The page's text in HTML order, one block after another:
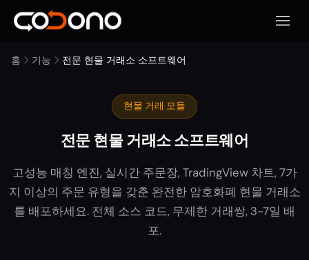
모바
홈 기능 전문 현물 거래소 소프트웨어
현물 거래 모듈
전문 현물 거래소 소프트웨어
고성능 매칭 엔진, 실시간 주문장, TradingView 차트, 7가
지 이상의 주문 유형을 갖춘 완전한 암호화폐 현물 거래소
를 배포하세요. 전체 소스 코드, 무제한 거래쌍, 3-7일 배
포.